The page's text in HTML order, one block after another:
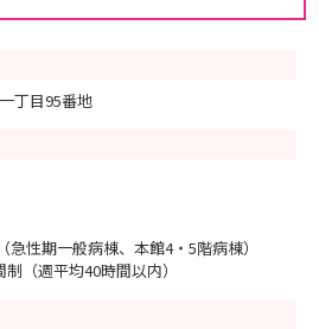
丁目95番地
性期一般病棟、本館4・5階病棟）
（週平均40時間以内）